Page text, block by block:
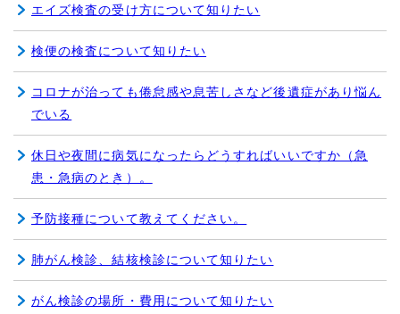
エイズ検査の受け方について知りたい
検便の検査について知りたい
コロナが治っても倦怠感や息苦しさなど後遺症があり悩ん
でいる
休日や夜間に病気になったらどうすればいいですか（急
患・急病のとき）。
予防接種について教えてください。
肺がん検診、結核検診について知りたい
がん検診の場所・費用について知りたい